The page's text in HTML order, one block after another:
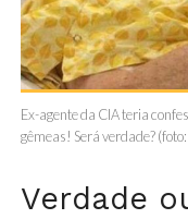
Ex-agente da CIA teria
gêmeas! Será verdade?
Verdade